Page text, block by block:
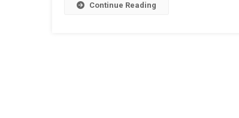
Continue Reading